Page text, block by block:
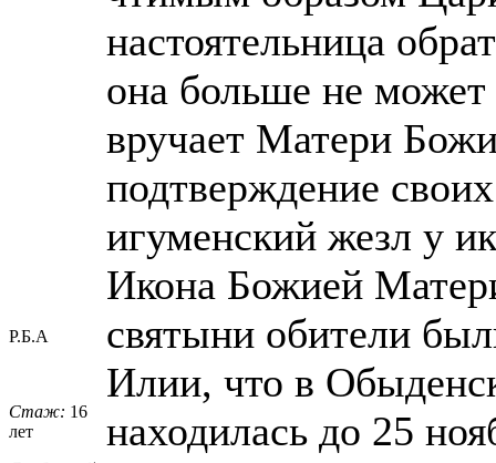
Р.Б.А
Стаж: 16
лет
настоятельница
она больше не может
вручает Матери
подтверждение
игуменский жезл у
Икона Божией
святыни обители
Илии, что в
находилась до 25